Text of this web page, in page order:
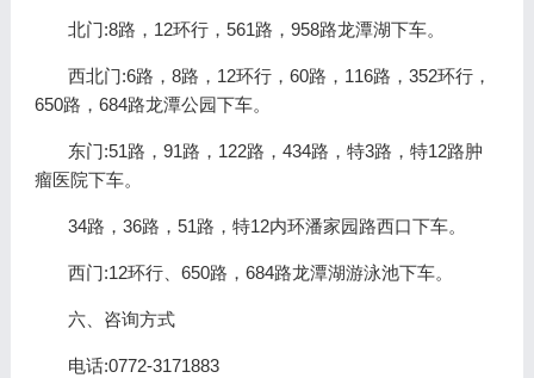
北门:8路，12环行，561路，958路龙潭湖下车。
西北门:6路，8路，12环行，60路，116路，352环行，
650路，684路龙潭公园下车。
东门:51路，91路，122路，434路，特3路，特12路肿
瘤医院下车。
34路，36路，51路，特12内环潘家园路西口下车。
西门:12环行、650路，684路龙潭湖游泳池下车。
六、咨询方式
电话:0772-3171883